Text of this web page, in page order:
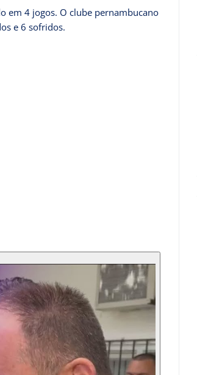
em 4 jogos. O clube pernambucano
e 6 sofridos.